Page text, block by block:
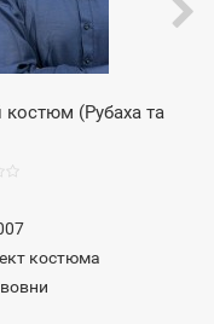
костюм (Рубаха та
костюма